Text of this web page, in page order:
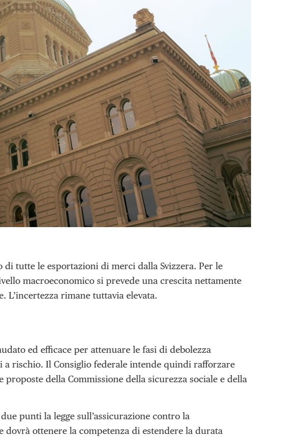
tutte le esportazioni di merci dalla Svizzera. Per le
macroeconomico si prevede una crescita nettamente
rimane tuttavia elevata.
ed efficace per attenuare le fasi di debolezza
rischio. Il Consiglio federale intende quindi rafforzare
della Commissione della sicurezza sociale e della
punti la legge sull’assicurazione contro la
ottenere la competenza di estendere la durata